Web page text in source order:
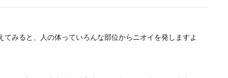
みると、人の体っていろんな部位からニオイを発しますよ